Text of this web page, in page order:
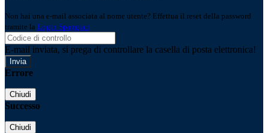
Non hai una e-mail associata al nome utente? Effettua il reset della password
tramite la Login Spaggiari
E-mail inviata, si prega di controllare la casella di posta elettronica!
Errore
Chiudi
Successo
Chiudi